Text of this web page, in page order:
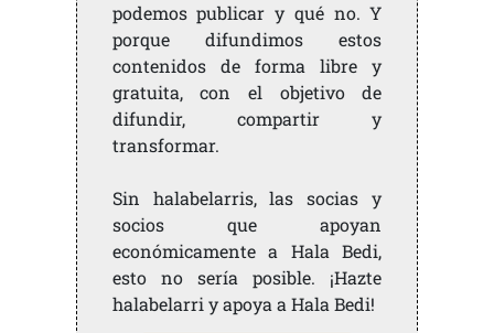
podemos publicar y qué no. Y
porque difundimos estos
contenidos de forma libre y
gratuita, con el objetivo de
difundir, compartir y
transformar.
Sin halabelarris, las socias y
socios que apoyan
económicamente a Hala Bedi,
esto no sería posible. ¡Hazte
halabelarri y apoya a Hala Bedi!